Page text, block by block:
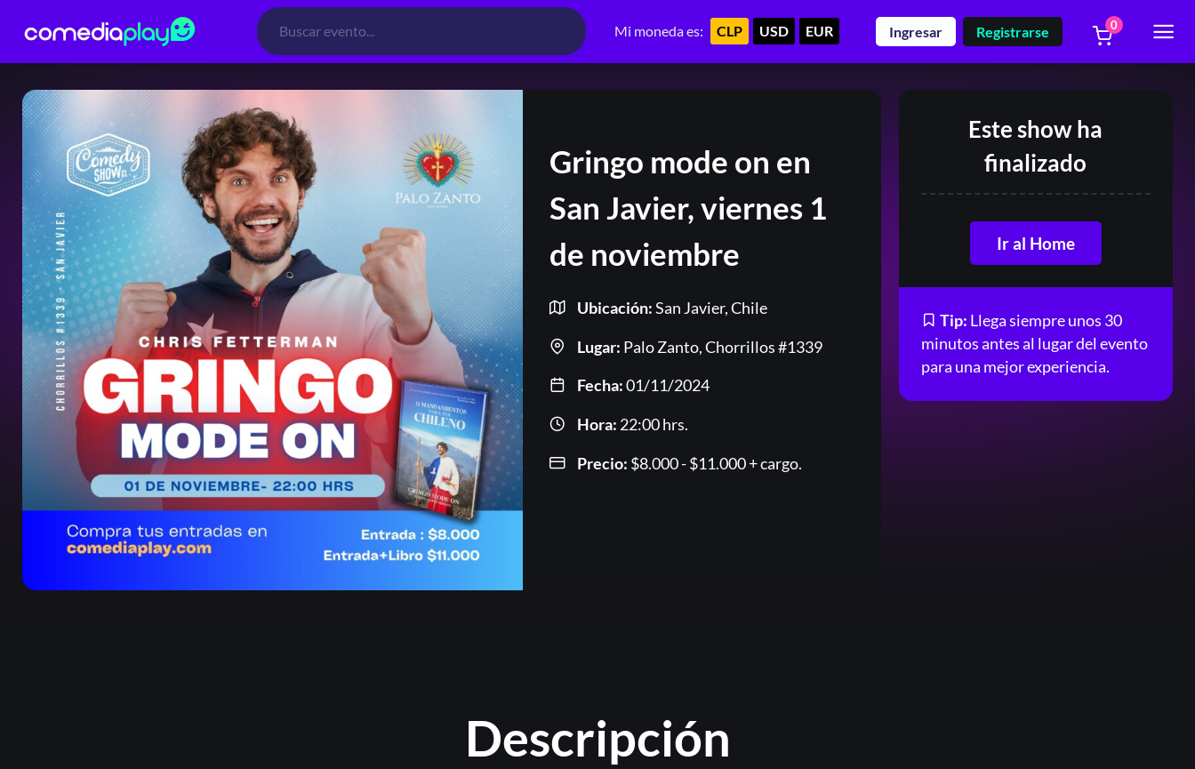
Búsqueda
de
productos
Mi moneda es: CLP USD EUR Ingresar Registrarse 0
Gringo mode on en
San Javier, viernes 1
de noviembre
Ubicación:San Javier, Chile
Lugar: Palo Zanto, Chorrillos #1339
Fecha:01/11/2024
Hora: 22:00 hrs.
Precio: $8.000-$11.000Rango
+ cargo.
Este show ha
finalizado
Ir al Home
Tip: Llega siempre unos 30
minutos antes al lugar del evento
para una mejor experiencia.
Descripción